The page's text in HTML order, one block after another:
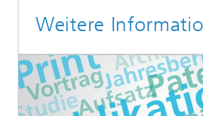
Weitere